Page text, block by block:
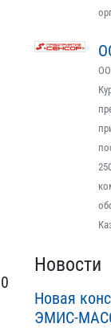
Новости
Новая
ЭМИС-